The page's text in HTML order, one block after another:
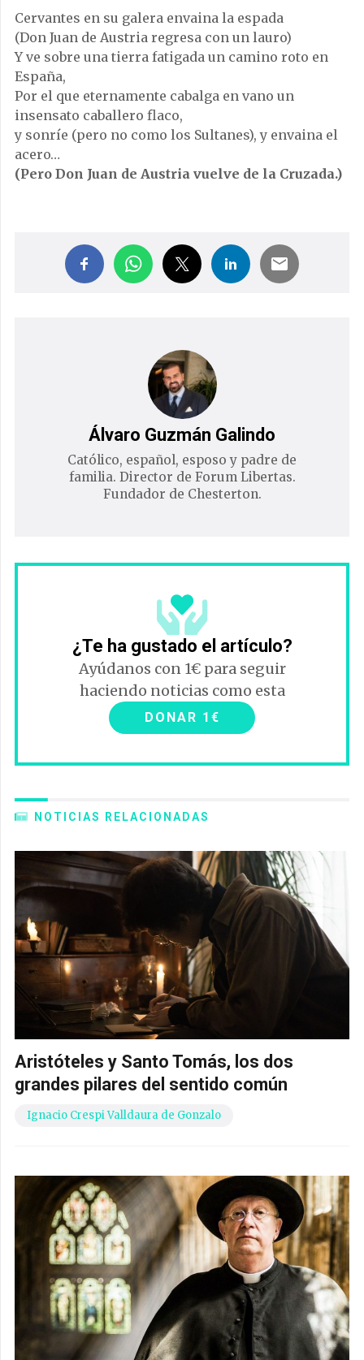
Cervantes en su galera envaina la espada
(Don Juan de Austria regresa con un lauro)
Y ve sobre una tierra fatigada un camino roto en
España,
Por el que eternamente cabalga en vano un
insensato caballero flaco,
y sonríe (pero no como los Sultanes), y envaina el
acero…
(Pero Don Juan de Austria vuelve de la Cruzada.)
Álvaro Guzmán Galindo
Católico, español, esposo y padre de
familia. Director de Forum Libertas.
Fundador de Chesterton.
¿Te ha gustado el artículo?
Ayúdanos con 1€ para seguir
haciendo noticias como esta
DONAR 1€
NOTICIAS RELACIONADAS
Aristóteles y Santo Tomás, los dos
grandes pilares del sentido común
Ignacio Crespi Valldaura de Gonzalo